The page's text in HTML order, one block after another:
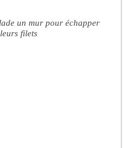
un mur pour échapper
filets